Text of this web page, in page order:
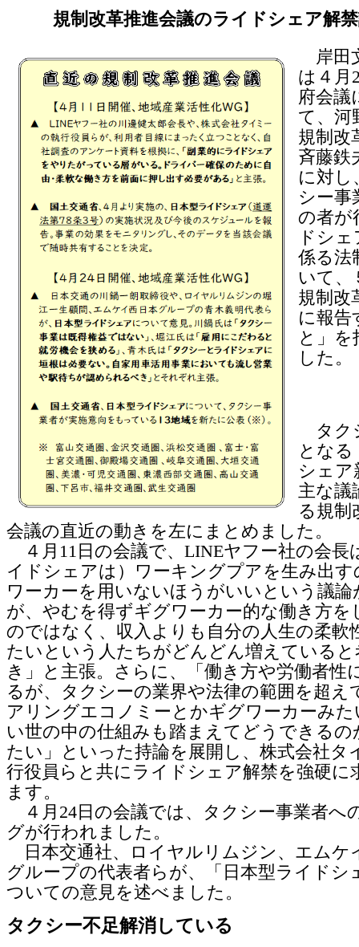
規制改革推進会議のライドシェア解
岸田
は４月
府会議
て、河
規制改
斉藤鉄
に対し
シー事
の者が
ドシ
係る法
いて、
規制改
に報告
と」を
した。
タク
となる
シェア
主な議
る規制
会議の直近の動きを左にまとめました。
４月11日の会議で、LINEヤフー社の会長
イドシェアは）ワーキングプアを生み出
ワーカーを用いないほうがいいという議論
が、やむを得ずギグワーカー的な働き方を
のではなく、収入よりも自分の人生の柔軟
たいという人たちがどんどん増えている
き」と主張。さらに、「働き方や労働者性
るが、タクシーの業界や法律の範囲を超え
アリングエコノミーとかギグワーカーみ
い世の中の仕組みも踏まえてどうできるの
たい」といった持論を展開し、株式会社タ
行役員らと共にライドシェア解禁を強硬に
ます。
４月24日の会議では、タクシー事業者へ
グが行われました。
日本交通社、ロイヤルリムジン、エムケ
グループの代表者らが、「日本型ライドシ
ついての意見を述べました。
タクシー不足解消している